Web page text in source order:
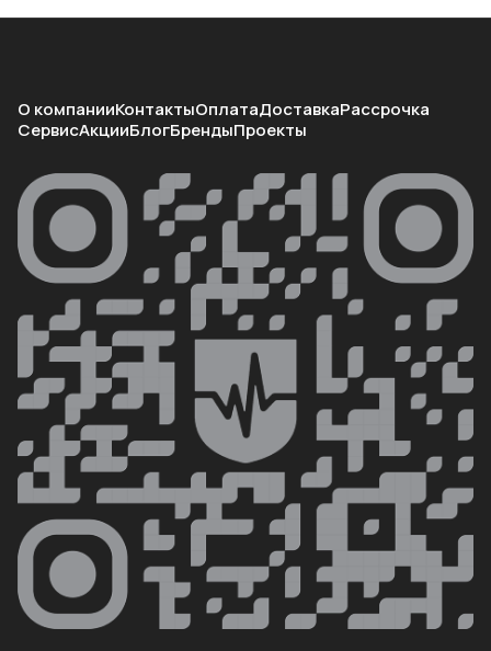
О компанииКонтактыОплатаДоставкаРассрочка
СервисАкцииБлогБрендыПроекты